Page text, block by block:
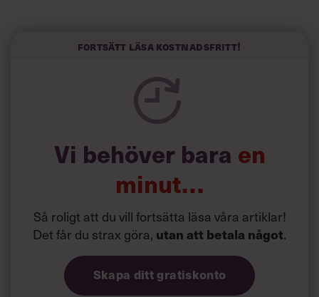
och höjt arbetsglädjen på Google:
Fortsätt läsa kostnadsfritt!
Vi behöver bara en
minut…
Så roligt att du vill fortsätta läsa våra artiklar!
Det får du strax göra, utan att betala något.
Skapa ditt gratiskonto